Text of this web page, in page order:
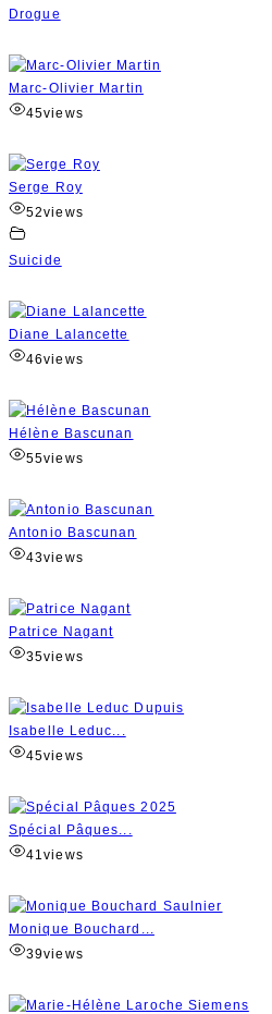
Drogue
Marc-Olivier Martin
45views
Serge Roy
52views
Suicide
Diane Lalancette
46views
Hélène Bascunan
55views
Antonio Bascunan
43views
Patrice Nagant
35views
Isabelle Leduc...
45views
Spécial Pâques...
41views
Monique Bouchard...
39views